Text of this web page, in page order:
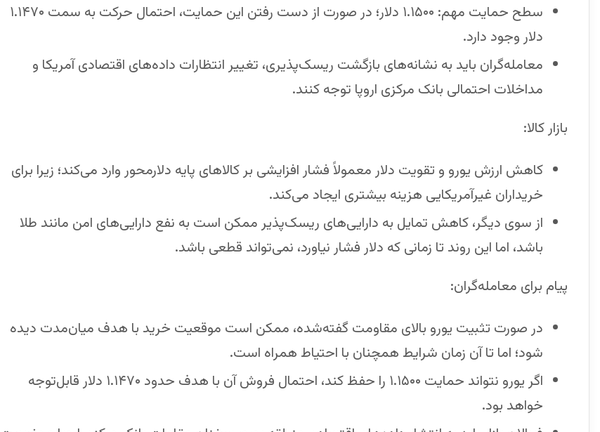
سطح حمایت مهم: ۱.۱۵۰۰ دلار؛ در صورت از دست رفتن این حمایت، احتمال حرکت به سمت ۱.۱۴۷۰
دلار وجود دارد.
معامله‌گران باید به نشانه‌های بازگشت ریسک‌پذیری، تغییر انتظارات داده‌های اقتصادی آمریکا و
مداخلات احتمالی بانک مرکزی اروپا توجه کنند.
بازار کالا:
کاهش ارزش یورو و تقویت دلار معمولاً فشار افزایشی بر کالاهای پایه دلارمحور وارد می‌کند؛ زیرا برای
خریداران غیرآمریکایی هزینه بیشتری ایجاد می‌کند.
از سوی دیگر، کاهش تمایل به دارایی‌های ریسک‌پذیر ممکن است به نفع دارایی‌های امن مانند طلا
باشد، اما این روند تا زمانی که دلار فشار نیاورد، نمی‌تواند قطعی باشد.
پیام برای معامله‌گران:
در صورت تثبیت یورو بالای مقاومت گفته‌شده، ممکن است موقعیت خرید با هدف میان‌مدت دیده
شود؛ اما تا آن زمان شرایط همچنان با احتیاط همراه است.
اگر یورو نتواند حمایت ۱.۱۵۰۰ را حفظ کند، احتمال فروش آن با هدف حدود ۱.۱۴۷۰ دلار قابل‌توجه
خواهد بود.